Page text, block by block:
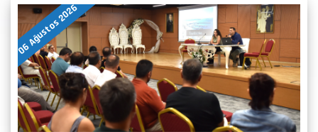
06 Ağustos 2026